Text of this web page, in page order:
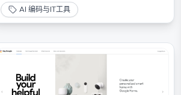
AI 编码与IT工具